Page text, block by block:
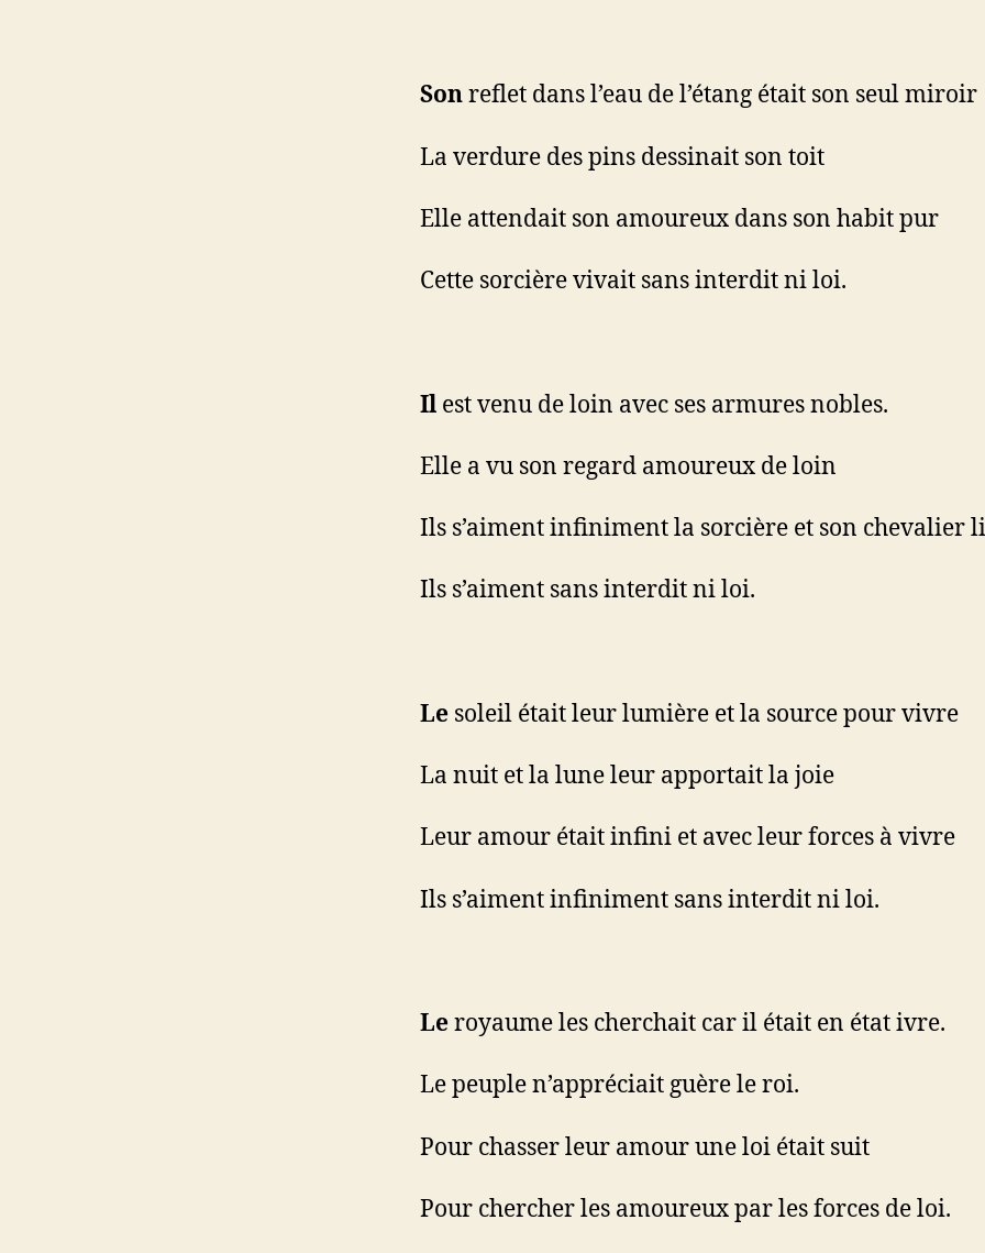
Sonreflet dans l’eau de l’étang était son seul miroir
La verdure des pins dessinait son toit
Elle attendait son amoureux dans son habit pur
Cette sorcière vivait sans interdit ni loi.
Il est venu de loin avec ses armures nobles.
Elle a vu son regard amoureux de loin
Ils s’aiment infiniment la sorcière et son chevalier
Ils s’aiment sans interdit ni loi.
Le soleil était leur lumière et la source pour vivre
La nuit et la lune leur apportait la joie
Leur amour était infini et avec leur forces à vivre
Ils s’aiment infiniment sans interdit ni loi.
Leroyaume les cherchait car il était en état ivre.
Le peuple n’appréciait guère le roi.
Pour chasser leur amour une loi était suit
Pour chercher les amoureux par les forces de loi.